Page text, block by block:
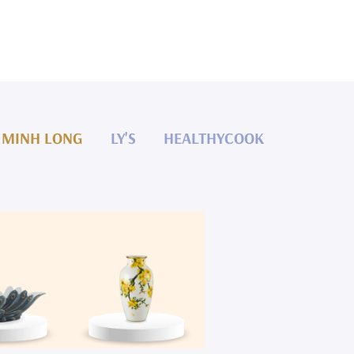
MINH LONG LY'S HEALTHYCOOK